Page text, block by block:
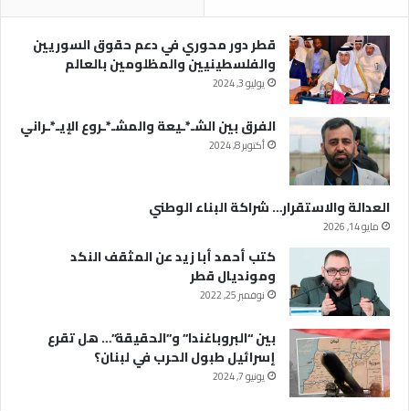
قطر دور محوري في دعم حقوق السوريين
والفلسطينيين والمظلومين بالعالم
يوليو 3, 2024
الفرق بين الشـ*ـيعة والمشـ*ـروع الإيـ*ـراني
أكتوبر 8, 2024
العدالة والاستقرار… شراكة البناء الوطني
مايو 14, 2026
كتب أحمد أبا زيد عن المثقف النكد
ومونديال قطر
نوفمبر 25, 2022
بين “البروباغندا” و”الحقيقة”… هل تقرع
إسرائيل طبول الحرب في لبنان؟
يونيو 7, 2024